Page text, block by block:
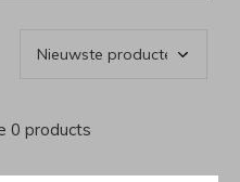
0 products